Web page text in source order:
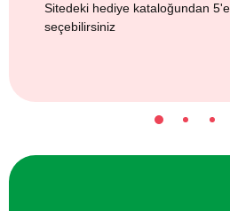
Sitedeki hediye kataloğundan
seçebilirsiniz